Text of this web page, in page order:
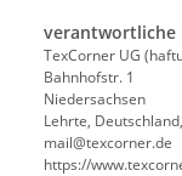
verantwortliche
TexCorner UG
Bahnhofstr. 1
Niedersachsen
Lehrte,
mail@texcorner.de
https://